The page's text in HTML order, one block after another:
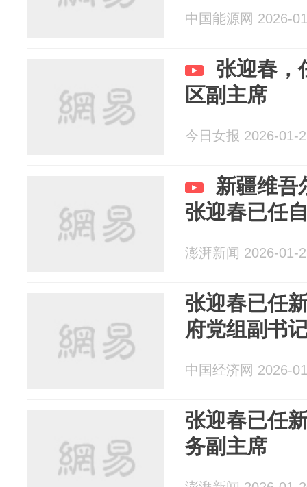
中国能源网 2026-
张迎春，
区副主席
今日女报 2026-01-
新疆维吾
张迎春已任
澎湃新闻 2026-01-
张迎春已任
府党组副书
中国经济网 2026-
张迎春已任
务副主席